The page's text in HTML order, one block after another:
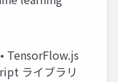
TensorFlow.js
ライブラリ